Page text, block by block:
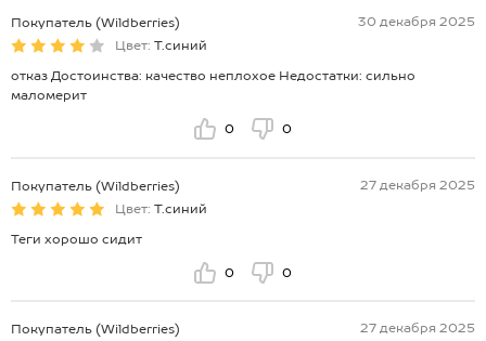
Покупатель (Wildberries)
30 декабря 2025
Цвет: Т.синий
отказ Достоинства: качество неплохое Недостатки: сильно
маломерит
0 0
Покупатель (Wildberries)
27 декабря 2025
Цвет: Т.синий
Теги хорошо сидит
0 0
Покупатель (Wildberries)
27 декабря 2025